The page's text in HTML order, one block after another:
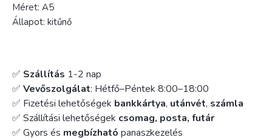
Méret: A5
Állapot: kitűnő
✅ Szállítás 1-2 nap
✅ Vevőszolgálat: Hétfő–Péntek 8:00–18:00
✅ Fizetési lehetőségek bankkártya, utánvét, számla
✅ Szállítási lehetőségek csomag, posta, futár
✅ Gyors és megbízható panaszkezelés